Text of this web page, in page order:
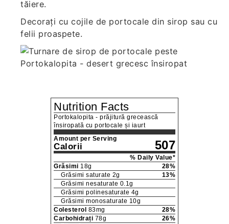
tăiere.
Decorați cu cojile de portocale din sirop sau cu
felii proaspete.
Nutrition Facts
Portokalopita - prăjitură grecească
însiropată cu portocale și iaurt
Amount per Serving
Calorii 507
% Daily Value*
Grăsimi 18g 28%
Grăsimi saturate 2g 13%
Grăsimi nesaturate 0.1 g
Grăsimi polinesaturate 4g
Grăsimi monosaturate 10g
Colesterol 83mg 28%
Carbohidrați 78g 26%